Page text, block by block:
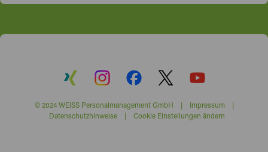
© 2024 WEISS Personalmanagement GmbH | Impressum|
Datenschutzhinweise| Cookie Einstellungen ändern